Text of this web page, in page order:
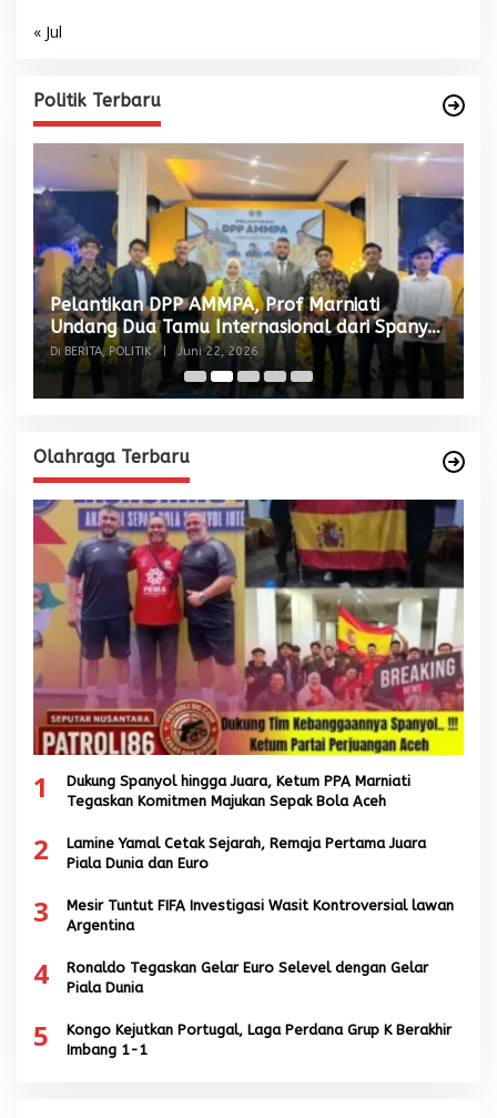
« Jul
Politik Terbaru
Pelantikan DPP AMMPA, Prof Marniati
Undang Dua Tamu Internasional dari Spanyol
dan Malaysia
Di BERITA, POLITIK Juni 22, 2026
Olahraga Terbaru
1
Dukung Spanyol hingga Juara, Ketum PPA Marniati
Tegaskan Komitmen Majukan Sepak Bola Aceh
2
Lamine Yamal Cetak Sejarah, Remaja Pertama Juara
Piala Dunia dan Euro
3
Mesir Tuntut FIFA Investigasi Wasit Kontroversial lawan
Argentina
4
Ronaldo Tegaskan Gelar Euro Selevel dengan Gelar
Piala Dunia
5
Kongo Kejutkan Portugal, Laga Perdana Grup K Berakhir
Imbang 1-1